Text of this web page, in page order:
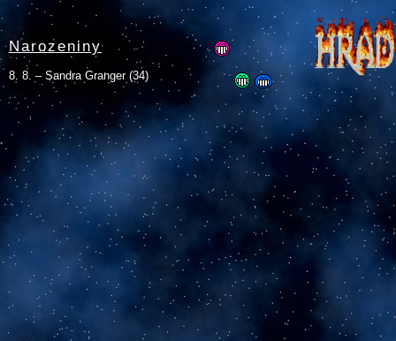
Narozeniny
8. 8. – Sandra Granger (34)